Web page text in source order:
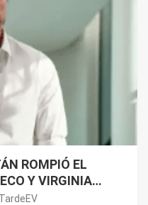
ROMPIÓ EL
Y VIRGINIA
SUS VIDAS”